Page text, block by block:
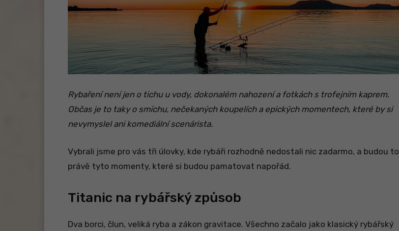
Rybaření není jen o tichu u vody, dokonalém nahození a fotkách s trofejním kaprem.
Občas je to taky o smíchu, nečekaných koupelích a epických momentech, které by si
nevymyslel ani komediální scenárista.
Vybrali jsme pro vás tři úlovky, kde rybáři rozhodně nedostali nic zadarmo, a budou to
právě tyto momenty, které si budou pamatovat napořád.
Titanic na rybářský způsob
Dva borci, člun, veliká ryba a zákon gravitace. Všechno začalo jako klasický rybářský